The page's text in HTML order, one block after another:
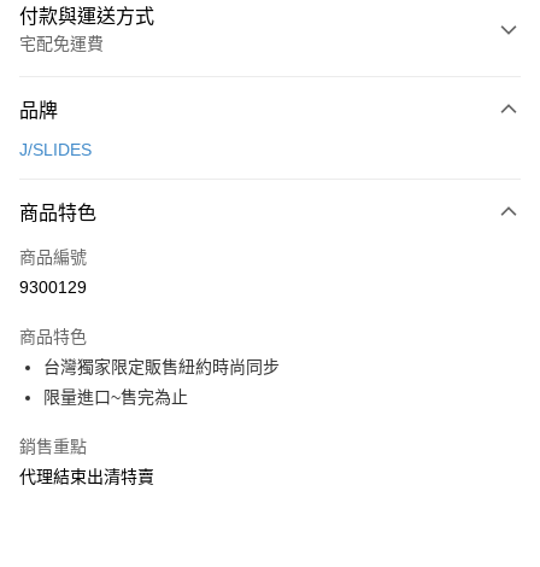
付款與運送方式
宅配免運費
信用卡一次付款
LINE Pay
Apple Pay
悠遊付
ATM付款
運送方式
全家取貨付款
品牌
J/SLIDES
商品特色
商品編號
9300129
商品特色
台灣獨家限定販售紐約時尚同步
限量進口~售完為止
銷售重點
代理結束出清特賣